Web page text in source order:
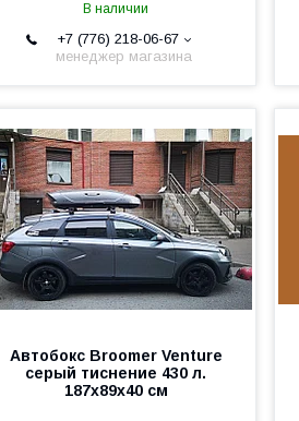
В наличии
+7 (776) 218-06-67
менеджер магазина
Автобокс Broomer Venture
серый тиснение 430 л.
187х89х40 см